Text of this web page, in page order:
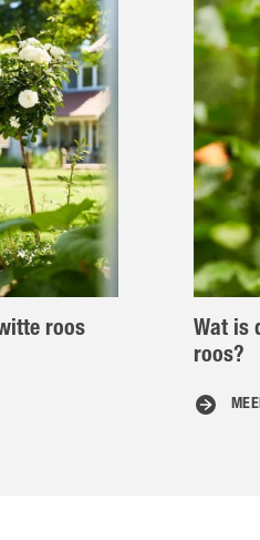
roos
Wat is
roos?